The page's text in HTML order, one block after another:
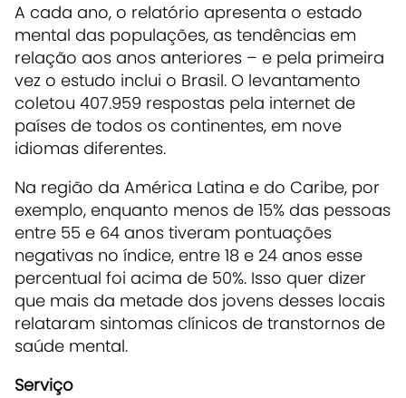
A cada ano, o relatório apresenta o estado
mental das populações, as tendências em
relação aos anos anteriores – e pela primeira
vez o estudo inclui o Brasil. O levantamento
coletou 407.959 respostas pela internet de
países de todos os continentes, em nove
idiomas diferentes.
Na região da América Latina e do Caribe, por
exemplo, enquanto menos de 15% das pessoas
entre 55 e 64 anos tiveram pontuações
negativas no índice, entre 18 e 24 anos esse
percentual foi acima de 50%. Isso quer dizer
que mais da metade dos jovens desses locais
relataram sintomas clínicos de transtornos de
saúde mental.
Serviço